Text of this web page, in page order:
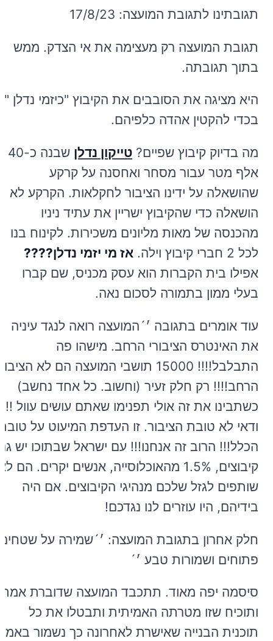
תגובתינו לתגובת המועצה: 17/8/23
תגובת המועצה רק מעצימה את אי הצדק. ממש
בתוך תגובתה.
היא מציגה את הסובבים את הקיבוץ "כיזמי נדלן "
בכדי להקטין אהדה כלפיהם.
מה בדיוק קיבוץ שפיים? טייקון נדלן
שבנה כ-40
אלף מטר עבור מסחר ואחסנה על קרקע
שהושאלה על ידינו הציבור לחקלאות. הקרקע לא
הושאלה כדי שהקיבוץ ישריין את עתיד ניניו
מהכנסה של מאות מליונים משכירות. לקינוח בנו
לכל 2 חברי קיבוץ וילה.
אז מי יזמי נדלן????
אפילו בית הקברות הוא עסק מכניס, שם קברו
בעלי ממון בתמורה לסכום נאה.
עוד אומרים בתגובה ׳´המועצה רואה לנגד עיניה
את האינטרס הציבורי הרחב. מישהו פה
התבלבל!!!! 15000 תושבי המועצה הם לא
הרחב!!!! רק חלק זעיר (וחשוב. כל אחד נחשב)
כשתבינו את זה אולי תפנימו שאתם עושים עוול !!!
ודאי לא טובת הציבור. זו העדפת המיעוט על
הכלל!!! הרוב זה אנחנו!!! עם ישראל שבתוכו יש
קיבוצים, 1.5% מהאוכלוסייה, אנשים יקרים. הם
שותפים לגזל שלכם מנהיגי הקיבוצים. אם היה
בידיהם, היו עוזרים לנו נגדכם!
חלק אחרון בתגובת המועצה: ׳´שמירה על שטחים
פתוחים ושמורות טבע ׳´
סיסמה יפה מאוד. תתכבד המועצה שדוברת אמת
ותוכיח שזו מטרתה האמיתית ותבטלו את כל
תוכנית הבנייה שאישרת לאחרונה כך נשמור